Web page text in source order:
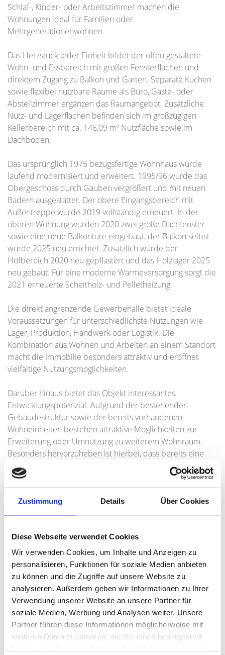
Zustimmung Details Über Cookies
Diese Webseite verwendet Cookies
Wir verwenden Cookies, um Inhalte und Anzeigen zu
personalisieren, Funktionen für soziale Medien anbieten
zu können und die Zugriffe auf unsere Website zu
analysieren. Außerdem geben wir Informationen zu Ihrer
Verwendung unserer Website an unsere Partner für
soziale Medien, Werbung und Analysen weiter. Unsere
Partner führen diese Informationen möglicherweise mit
weiteren Daten zusammen, die Sie ihnen bereitgestellt
Schlaf-, Kinder- oder Arbeitszimmer machen die
Wohnungen ideal für Familien oder
Mehrgenerationenwohnen.
Das Herzstück jeder Einheit bildet der offen gestaltete
Wohn- und Essbereich mit großen Fensterflächen und
direktem Zugang zu Balkon und Garten. Separate Küchen
sowie flexibel nutzbare Räume als Büro, Gäste- oder
Abstellzimmer ergänzen das Raumangebot. Zusätzliche
Nutz- und Lagerflächen befinden sich im großzügigen
Kellerbereich mit ca. 146,09 m² Nutzfläche sowie im
Dachboden.
Das ursprünglich 1975 bezugsfertige Wohnhaus wurde
laufend modernisiert und erweitert. 1995/96 wurde das
Obergeschoss durch Gauben vergrößert und mit neuen
Bädern ausgestattet. Der obere Eingangsbereich mit
Außentreppe wurde 2019 vollständig erneuert. In der
oberen Wohnung wurden 2020 zwei große Dachfenster
sowie eine neue Balkontüre eingebaut, der Balkon selbst
wurde 2025 neu errichtet. Zusätzlich wurde der
Hofbereich 2020 neu gepflastert und das Holzlager 2025
neu gebaut. Für eine moderne Wärmeversorgung sorgt die
2021 erneuerte Scheitholz- und Pelletheizung.
Die direkt angrenzende Gewerbehalle bietet ideale
Voraussetzungen für unterschiedlichste Nutzungen wie
Lager, Produktion, Handwerk oder Logistik. Die
Kombination aus Wohnen und Arbeiten an einem Standort
macht die Immobilie besonders attraktiv und eröffnet
vielfältige Nutzungsmöglichkeiten.
Darüber hinaus bietet das Objekt interessantes
Entwicklungspotenzial. Aufgrund der bestehenden
Gebäudestruktur sowie der bereits vorhandenen
Wohneinheiten bestehen attraktive Möglichkeiten zur
Erweiterung oder Umnutzung zu weiterem Wohnraum.
Besonders hervorzuheben ist hierbei, dass bereits eine
positive Bauvoranfrage für den Umbau der Halle zu
mehreren Wohnungen vorliegt, was das
Entwicklungspotenzial der Immobilie zusätzlich
unterstreicht.
angrenzenden Grundstück keine weitere Bebauung
vorgesehen ist. Dadurch bleibt die offene Umgebung
langfristig erhalten und sorgt für zusätzliche Privatsphäre
sowie ein angenehmes Wohnumfeld.
Insgesamt handelt es sich um eine seltene Gelegenheit,
eine vielseitige Immobilie mit langfristigem Entwicklungs-
und Wertsteigerungspotenzial in attraktiver Lage der
Metropolregion Nürnberg/Fürth zu erwerben.